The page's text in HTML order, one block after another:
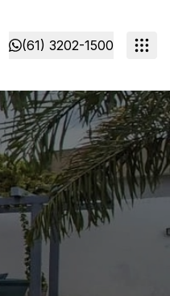
(61) 3202-1500